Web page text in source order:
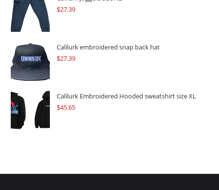
$27.39
Calilurk embroidered snap back hat
$27.39
Calilurk Embroidered Hooded sweatshirt size XL
$45.65